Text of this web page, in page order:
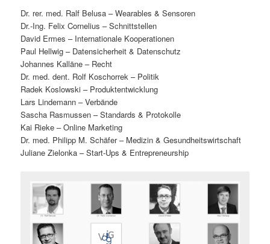
Dr. rer. med. Ralf Belusa – Wearables & Sensoren
Dr.-Ing. Felix Cornelius – Schnittstellen
David Ermes – Internationale Kooperationen
Paul Hellwig – Datensicherheit & Datenschutz
Johannes Kalläne – Recht
Dr. med. dent. Rolf Koschorrek – Politik
Radek Koslowski – Produktentwicklung
Lars Lindemann – Verbände
Sascha Rasmussen – Standards & Protokolle
Kai Rieke – Online Marketing
Dr. med. Philipp M. Schäfer – Medizin & Gesundheitswirtschaft
Juliane Zielonka – Start-Ups & Entrepreneurship